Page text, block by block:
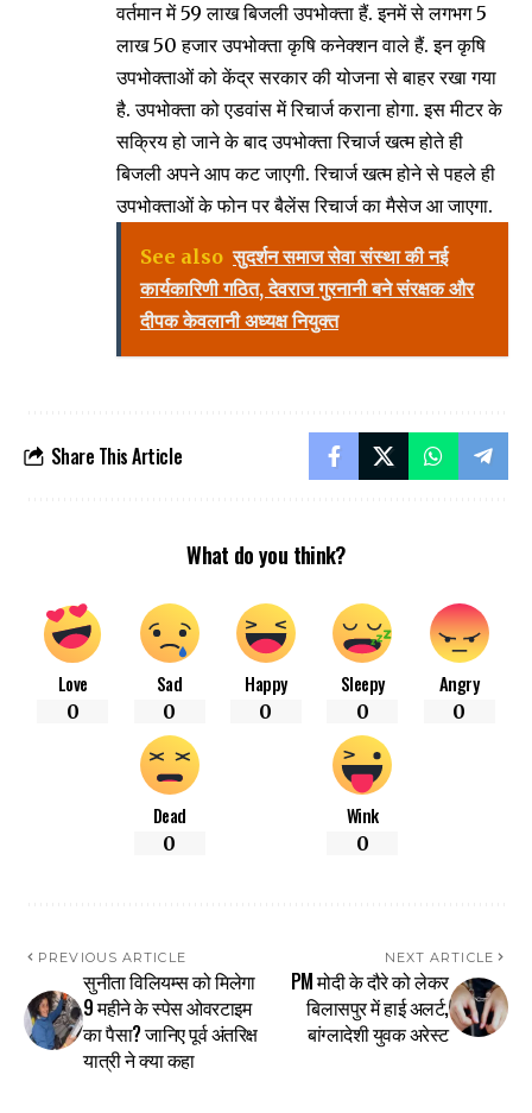
वर्तमान में 59 लाख बिजली उपभोक्ता हैं. इनमें से लगभग 5
लाख 50 हजार उपभोक्ता कृषि कनेक्शन वाले हैं. इन कृषि
उपभोक्ताओं को केंद्र सरकार की योजना से बाहर रखा गया
है. उपभोक्ता को एडवांस में रिचार्ज कराना होगा. इस मीटर के
सक्रिय हो जाने के बाद उपभोक्ता रिचार्ज खत्म होते ही
बिजली अपने आप कट जाएगी. रिचार्ज खत्म होने से पहले ही
उपभोक्ताओं के फोन पर बैलेंस रिचार्ज का मैसेज आ जाएगा.
See also सुदर्शन समाज सेवा संस्था की नई
कार्यकारिणी गठित, देवराज गुरनानी बने संरक्षक और
दीपक केवलानी अध्यक्ष नियुक्त
Share This Article
What do you think?
Love
0
Sad
0
Happy
0
Sleepy
0
Angry
0
Dead
0
Wink
0
PREVIOUS ARTICLE
सुनीता विलियम्स को मिलेगा
9 महीने के स्पेस ओवरटाइम
का पैसा? जानिए पूर्व अंतरिक्ष
यात्री ने क्या कहा
NEXT ARTICLE
PM मोदी के दौरे को लेकर
बिलासपुर में हाई अलर्ट,
बांग्लादेशी युवक अरेस्ट